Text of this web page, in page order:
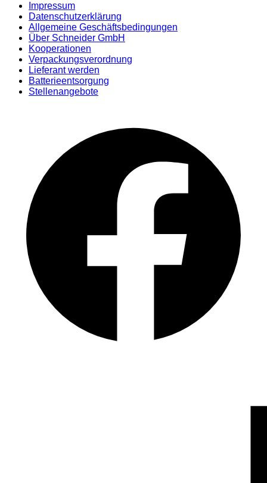
Impressum
Datenschutzerklärung
Allgemeine Geschäftsbedingungen
Über Schneider GmbH
Kooperationen
Verpackungsverordnung
Lieferant werden
Batterieentsorgung
Stellenangebote